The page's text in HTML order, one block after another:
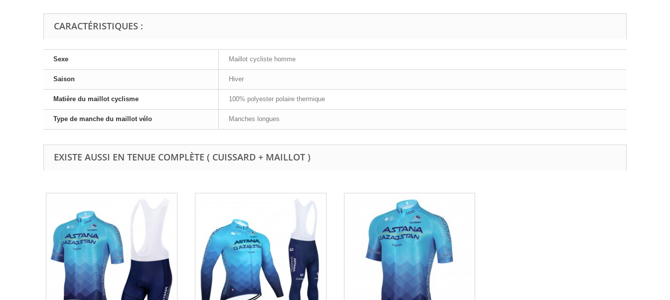
CARACTÉRISTIQUES :
Sexe Maillot cycliste homme
Saison Hiver
Matière du maillot cyclisme 100% polyester polaire thermique
Type de manche du maillot vélo Manches longues
EXISTE AUSSI EN TENUE COMPLÈTE ( CUISSARD + MAILLOT )